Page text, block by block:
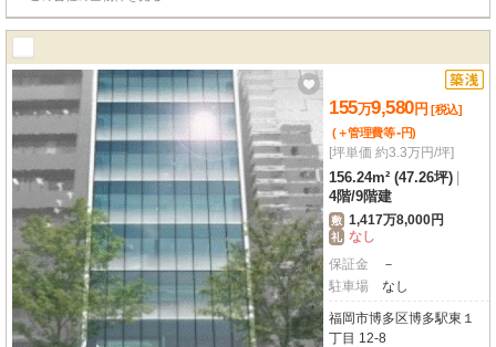
155万9,580円 [税込]
(＋管理費等-円)
[坪単価 約3.3万円/坪]
156.24m² (47.26坪)
4階/9階建
敷 1,417万8,000円
礼 なし
保証金
－
駐車場
なし
福岡市博多区博多駅東１
丁目 12-8